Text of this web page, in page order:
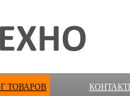
ТОВАРОВ